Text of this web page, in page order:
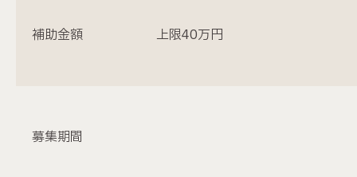
補助金額 上限40万円
募集期間